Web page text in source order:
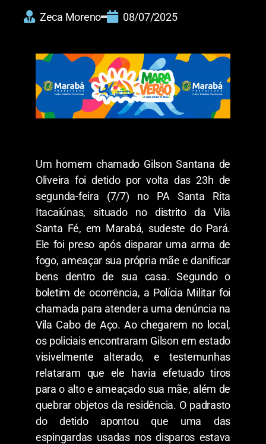
Zeca Moreno 08/07/2025
Um homemchamado Gilson Santana de
Oliveira foidetidopor volta das 23h de
segunda-feira (7/7) no PA Santa Rita
Itacaiúnas, situadono distrito da Vila
Santa Fé, em Marabá, sudeste do Pará.
Ele foi preso apósdisparar uma arma de
fogo, ameaçar sua própria mãe edanificar
bensdentrode sua casa.Segundoo
boletim de ocorrência, a Polícia Militar foi
chamada para atender a uma denúncia na
Vila Cabo de Aço.Ao chegarem no local,
os policiaisencontraram Gilson em estado
visivelmente alterado, e testemunhas
relataram que ele havia efetuadotiros
para o alto e ameaçado sua mãe, além de
quebrar objetos da residência. Opadrasto
dodetido apontou que uma das
espingardas usadasnos disparos estava